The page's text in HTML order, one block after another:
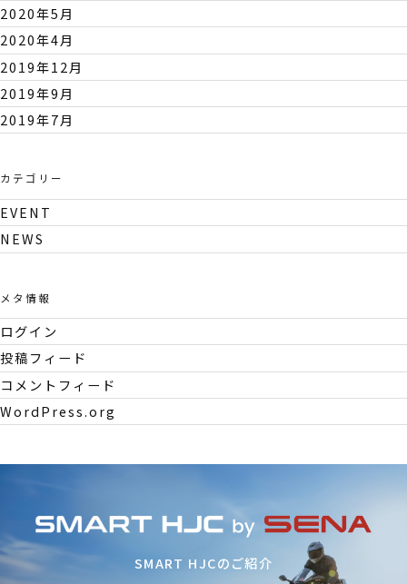
2020年5月
2020年4月
2019年12月
2019年9月
2019年7月
カテゴリー
EVENT
NEWS
メタ情報
ログイン
投稿フィード
コメントフィード
WordPress.org
SMART HJCのご紹介